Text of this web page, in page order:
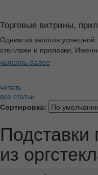
Торговые витрины,
Одним из залогов успешной
стеллажи и прилавки.
читать далее
читать
все статьи
Сортировка:
из